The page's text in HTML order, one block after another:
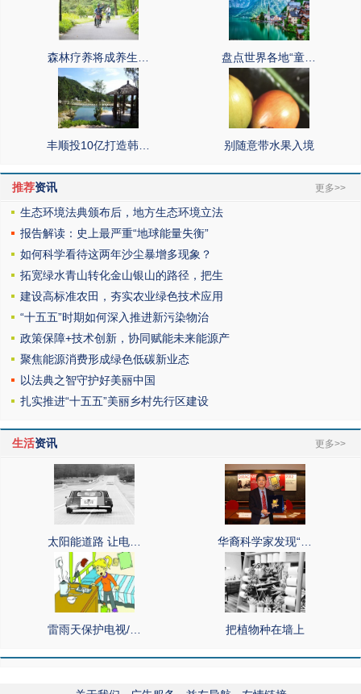
森林疗养将成养生… 盘点世界各地“童…
丰顺投10亿打造韩… 别随意带水果入境
推荐资讯 更多>>
生态环境法典颁布后，地方生态环境立法
报告解读：史上最严重“地球能量失衡”
如何科学看待这两年沙尘暴增多现象？
拓宽绿水青山转化金山银山的路径，把生
建设高标准农田，夯实农业绿色技术应用
“十五五”时期如何深入推进新污染物治
政策保障+技术创新，协同赋能未来能源产
聚焦能源消费形成绿色低碳新业态
以法典之智守护好美丽中国
扎实推进“十五五”美丽乡村先行区建设
生活资讯 更多>>
太阳能道路 让电… 华裔科学家发现“…
雷雨天保护电视/… 把植物种在墙上